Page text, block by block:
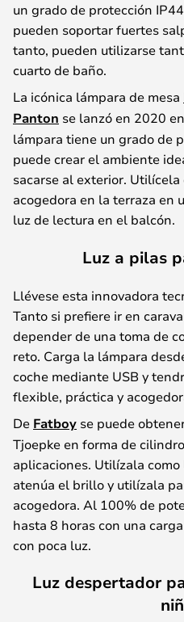
un grado de protección
pueden soportar fuertes
tanto, pueden utilizarse
cuarto de baño.
La icónica lámpara de mesa
Panton se lanzó en 2020
lámpara tiene un grado de
puede crear el ambiente
sacarse al exterior.
acogedora en la terraza en
luz de lectura en el balcón.
Luz a pilas
Llévese esta innovadora
Tanto si prefiere ir en
depender de una toma de
reto. Carga la lámpara
coche mediante USB y
flexible, práctica y
De Fatboy se puede
Tjoepke en forma de
aplicaciones. Utilízala
atenúa el brillo y utilízala
acogedora. Al 100% de
hasta 8 horas con una
con poca luz.
Luz despertador